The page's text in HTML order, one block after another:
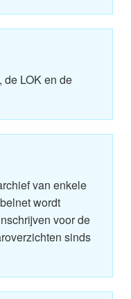
LOK en de
van enkele
wordt
voor de
sinds